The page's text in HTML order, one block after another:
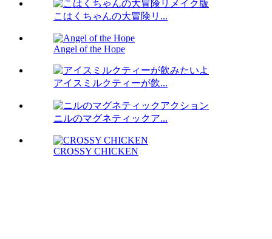
こはくちゃんの大冒険リ...
Angel of the Hope
アイスミルクティーが飲...
ニルのマグネティックア...
CROSSY CHICKEN